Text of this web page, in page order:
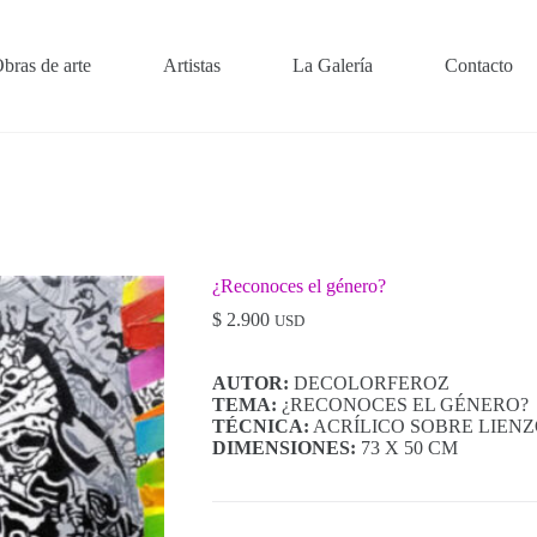
de arte Artistas La Galería Contacto
¿Reconoces el género?
$2.900 USD
AUTOR: DECOLORFEROZ
TEMA: ¿RECONOCES EL GÉNERO?
TÉCNICA: ACRÍLICO SOBRE
DIMENSIONES: 73 X 50 CM